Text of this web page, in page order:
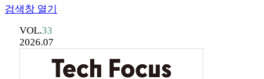
검색창 열기
VOL.33
2026.07